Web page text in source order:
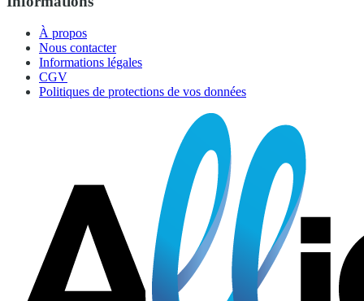
À propos
Nous contacter
Informations légales
CGV
Politiques de protections de vos données